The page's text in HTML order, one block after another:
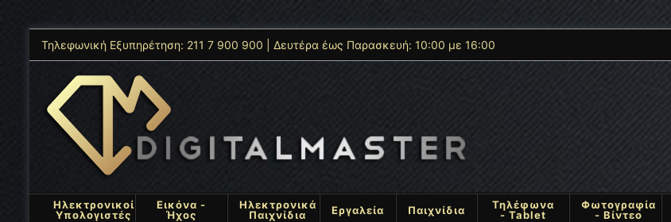
Τηλεφωνική Εξυπηρέτηση: 211 7 900 900 | Δευτέρα έως Παρασκευή: 10:00 με 16:00
Ηλεκτρονικοί
Υπολογιστές
Εικόνα -
Ήχος
Ηλεκτρονικά
Παιχνίδια
Εργαλεία Παιχνίδια
Τηλέφωνα
- Tablet
Φωτογραφία
- Βίντεο